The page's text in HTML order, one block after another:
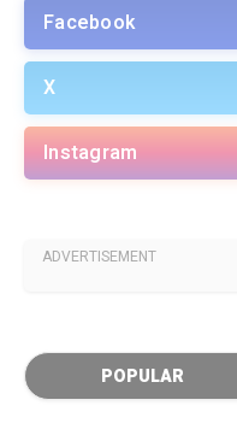
Facebook
X
Instagram
ADVERTISEMENT
POPULAR